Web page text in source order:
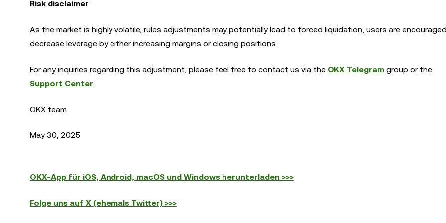
Risk disclaimer
As the market is highly volatile, rules adjustments may potentially lead to forced liquidation, users are
decrease leverage by either increasing margins or closing positions.
For any inquiries regarding this adjustment, please feel free to contact us via the OKX Telegram group or the
Support Center.
OKX team
May 30, 2025
OKX-App für iOS, Android, macOS und Windows herunterladen >>>
Folge uns auf X (ehemals Twitter) >>>